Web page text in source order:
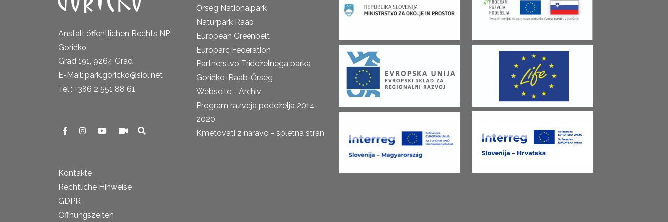
Anstalt öffentlichen Rechts NP
Goričko
Grad 191, 9264 Grad
E-Mail: park.goricko@siol.net
Tel.: +386 2 551 88 61
Kontakte
Rechtliche Hinweise
GDPR
Öffnungszeiten
Őrseg Nationalpark
Naturpark Raab
European Greenbelt
Europarc Federation
Partnerstvo Trideželnega parka
Goričko-Raab-Őrség
Webseite - Archiv
Program razvoja podeželja 2014-
2020
Kmetovati z naravo - spletna stran